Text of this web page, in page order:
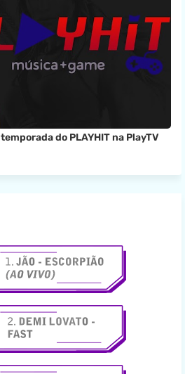
do PLAYHIT na PlayTV